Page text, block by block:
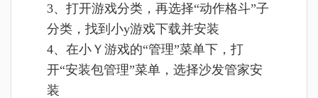
3、打开游戏分类，再选择“动作格斗”子
分类，找到小y游戏下载并安装
4、在小Ｙ游戏的“管理”菜单下，打
开“安装包管理”菜单，选择沙发管家安
装